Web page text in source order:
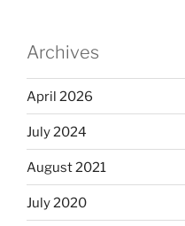
Archives
April 2026
July 2024
August 2021
July 2020